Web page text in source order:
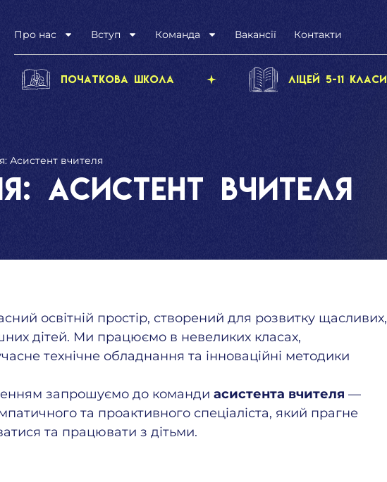
Про нас Вступ Команда Вакансії Контакти
Початкова школа Ліцей 5-11 класи
Асистент вчителя
Асистент вчителя
освітній простір, створений для розвитку щасливих,
дітей. Ми працюємо в невеликих класах,
технічне обладнання та інноваційні методики
запрошуємо до команди асистента вчителя —
та проактивного спеціаліста, який прагне
та працювати з дітьми.